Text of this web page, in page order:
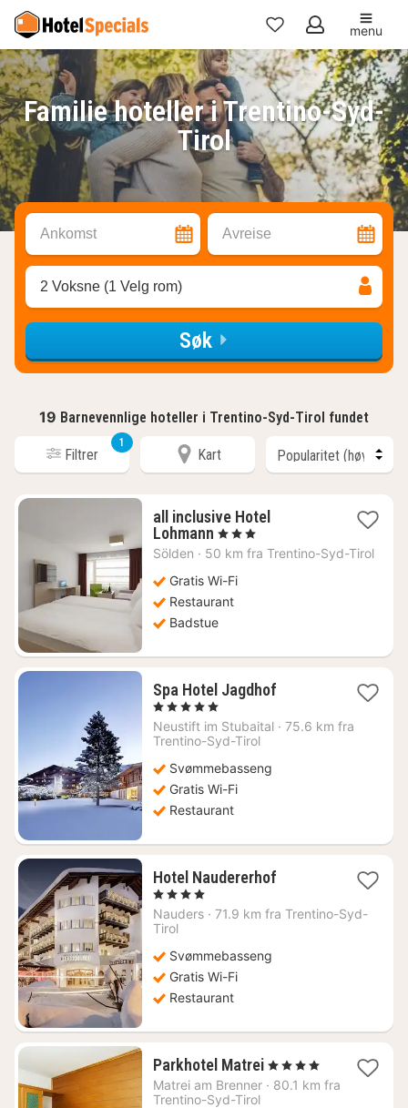
Mine
favoritter
menu
Familie hoteller i Trentino-Syd-
Tirol
Ankomst Avreise
2 Voksne (1 Velg rom)
Søk
19 Barnevennlige hoteller i Trentino-Syd-Tirol fundet
Filtrer
1
Kart
all inclusive Hotel
Lohmann 1
natt
2443
kr.
, 3 Stjerner
Sölden · 50 km fra Trentino-Syd-Tirol
Gratis Wi-Fi
Restaurant
Badstue
Spa Hotel Jagdhof1
fra
, 5 Stjerner
Neustift im Stubaital · 75.6 km fra
Trentino-Syd-Tirol
Svømmebasseng
Gratis Wi-Fi
Restaurant
Hotel Naudererhof1
fra
, 4 Stjerner
Nauders · 71.9 km fra Trentino-Syd-
Tirol
Svømmebasseng
Gratis Wi-Fi
Restaurant
Parkhotel Matrei1
natt
, 4 Stjerner
Matrei am Brenner · 80.1 km fra
Trentino-Syd-Tirol